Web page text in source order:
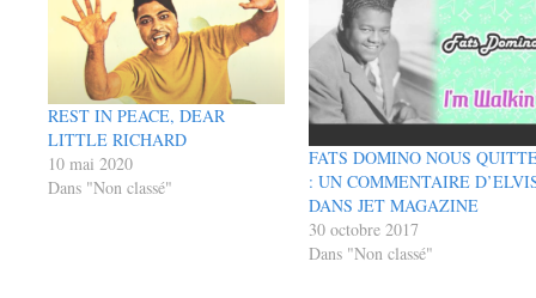
REST IN PEACE, DEAR
LITTLE RICHARD
10 mai 2020
Dans "Non classé"
FATS DOMINO NOUS
: UN COMMENTAIRE
DANS JET MAGAZINE
30 octobre 2017
Dans "Non classé"